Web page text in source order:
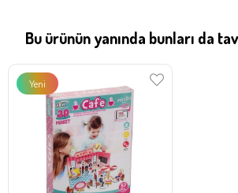
Bu ürünün yanında bunları da
Yeni
Ürün